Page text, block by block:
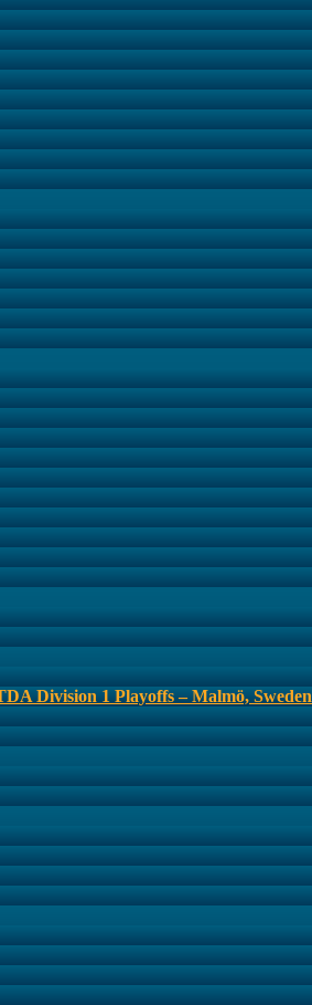
Division 1 Playoffs – Malmö, Sweden